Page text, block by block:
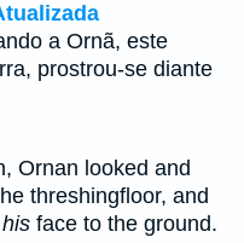
a Ornã, este
prostrou-se diante
Ornan looked and
threshingfloor, and
his face to the ground.